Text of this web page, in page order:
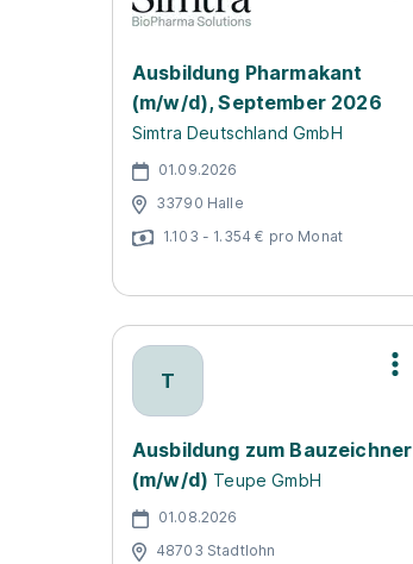
Ausbildung Pharmakant
(m/w/d), September 2026
Simtra Deutschland GmbH
01.09.2026
33790 Halle
1.103 - 1.354 € pro Monat
T
Ausbildung zum Bauzeichner
(m/w/d) Teupe GmbH
01.08.2026
48703 Stadtlohn